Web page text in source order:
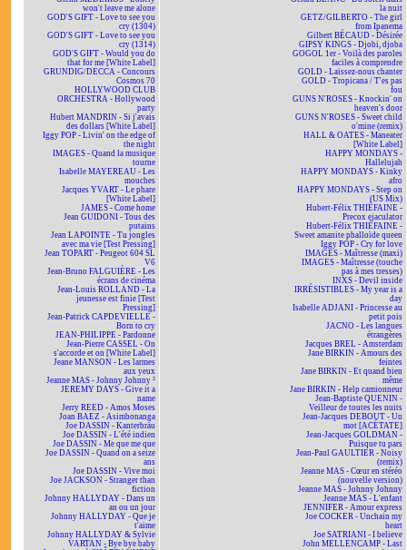
won't leave me alone
GOD'S GIFT - Love to see you
cry (1304)
GOD'S GIFT - Love to see you
cry (1314)
GOD'S GIFT - Would you do
that for me [White Label]
GRUNDIG/DECCA - Concours
Cosmos 70
HOLLYWOOD CLUB
ORCHESTRA - Hollywood
party
Hubert MANDRIN - Si j'avais
des dollars [White Label]
Iggy POP - Livin' on the edge of
the night
IMAGES - Quand la musique
tourne
Isabelle MAYEREAU - Les
mouches
Jacques YVART - Le phare
[White Label]
JAMES - Come home
Jean GUIDONI - Tous des
putains
Jean LAPOINTE - Tu jongles
avec ma vie [Test Pressing]
Jean TOPART - Peugeot 604 SL
V6
Jean-Bruno FALGUIÈRE - Les
écrans de cinéma
Jean-Louis ROLLAND - La
jeunesse est finie [Test
Pressing]
Jean-Patrick CAPDEVIELLE -
Born to cry
JEAN-PHILIPPE - Pardonne
Jean-Pierre CASSEL - On
s'accorde et on [White Label]
Jeane MANSON - Les larmes
aux yeux
Jeanne MAS - Johnny Johnny ²
JEREMY DAYS - Give it a
name
Jerry REED - Amos Moses
Joan BAEZ - Asimbonanga
Joe DASSIN - Kanterbräu
Joe DASSIN - L'été indien
Joe DASSIN - Me que me que
Joe DASSIN - Quand on a seize
ans
Joe DASSIN - Vive moi
Joe JACKSON - Stranger than
fiction
Johnny HALLYDAY - Dans un
an ou un jour
Johnny HALLYDAY - Que je
t'aime
Johnny HALLYDAY & Sylvie
VARTAN - Bye bye baby
la nuit
GETZ/GILBERTO - The girl
from Ipanema
Gilbert BÉCAUD - Désirée
GIPSY KINGS - Djobi, djoba
GOGOL 1er - Voilà des paroles
faciles à comprendre
GOLD - Laissez-nous chanter
GOLD - Tropicana / T'es pas
fou
GUNS N'ROSES - Knockin' on
heaven's door
GUNS N'ROSES - Sweet child
o'mine (remix)
HALL & OATES - Maneater
[White Label]
HAPPY MONDAYS -
Hallelujah
HAPPY MONDAYS - Kinky
afro
HAPPY MONDAYS - Step on
(US Mix)
Hubert-Félix THIÉFAINE -
Precox ejaculator
Hubert-Félix THIÉFAINE -
Sweet amanite phalloïde queen
Iggy POP - Cry for love
IMAGES - Maîtresse (maxi)
IMAGES - Maîtresse (touche
pas à mes tresses)
INXS - Devil inside
IRRÉSISTIBLES - My year is a
day
Isabelle ADJANI - Princesse au
petit pois
JACNO - Les langues
étrangères
Jacques BREL - Amsterdam
Jane BIRKIN - Amours des
feintes
Jane BIRKIN - Et quand bien
même
Jane BIRKIN - Help camionneur
Jean-Baptiste QUENIN -
Veilleur de toutes les nuits
Jean-Jacques DEBOUT - Un
mot [ACÉTATE]
Jean-Jacques GOLDMAN -
Puisque tu pars
Jean-Paul GAULTIER - Noisy
(remix)
Jeanne MAS - Cœur en stéréo
(nouvelle version)
Jeanne MAS - Johnny Johnny
Jeanne MAS - L'enfant
JENNIFER - Amour express
Joe COCKER - Unchain my
heart
Joe SATRIANI - I believe
John MELLENCAMP - Last